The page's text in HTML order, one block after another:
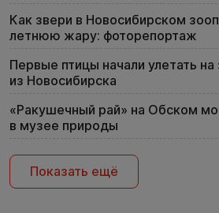
Как звери в Новосибирском
летнюю жару: фоторепортаж
Первые птицы начали улетать
из Новосибирска
«Ракушечный рай» на Обском
в музее природы
Показать ещё